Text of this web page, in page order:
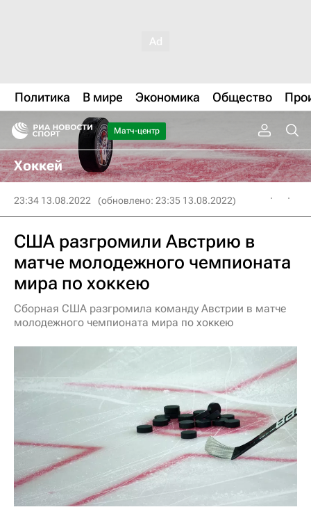
Политика В мире Экономика Общество
Матч-центр
Хоккей
23:34 13.08.2022 (обновлено: 23:35 13.08.2022)
США разгромили Австрию в
матче молодежного чемпионата
мира по хоккею
Сборная США разгромила команду Австрии в матче
молодежного чемпионата мира по хоккею